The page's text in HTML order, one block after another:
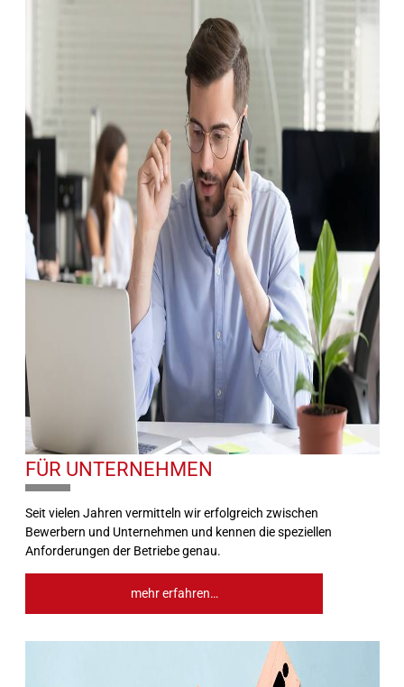
FÜR UNTERNEHMEN
Seit vielen Jahren vermitteln wir erfolgreich zwischen
Bewerbern und Unternehmen und kennen die speziellen
Anforderungen der Betriebe genau.
mehr erfahren…